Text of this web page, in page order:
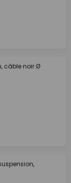
câble noir Ø